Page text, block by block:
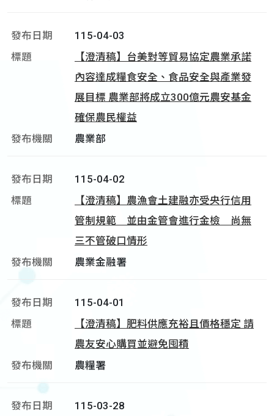
115-04-03
【澄清稿】台美對等貿易協定農業承諾
內容達成糧食安全、食品安全與產業發
展目標 農業部將成立300億元農安基金
確保農民權益
農業部
115-04-02
【澄清稿】農漁會土建融亦受央行信用
管制規範 並由金管會進行金檢 尚無
三不管破口情形
農業金融署
115-04-01
【澄清稿】肥料供應充裕且價格穩定 請
農友安心購買並避免囤積
農糧署
115-03-28